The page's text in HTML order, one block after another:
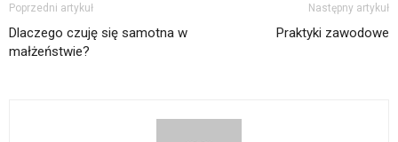
Poprzedni artykuł
Dlaczego czuję się samotna w
małżeństwie?
Następny artykuł
Praktyki zawodowe